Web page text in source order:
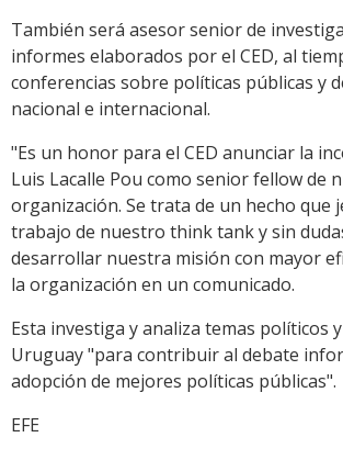
También será asesor senior de
informes elaborados por el CED, al
conferencias sobre políticas públicas y
nacional e internacional.
"Es un honor para el CED anunciar la
Luis Lacalle Pou como senior fellow de
organización. Se trata de un hecho que
trabajo de nuestro think tank y sin
desarrollar nuestra misión con mayor
la organización en un comunicado.
Esta investiga y analiza temas políticos
Uruguay "para contribuir al debate
adopción de mejores políticas públicas".
EFE